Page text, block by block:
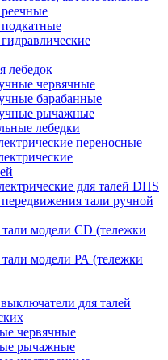
лебедок
червячные
барабанные
рычажные
лебедки
переносные
для талей DHS
тали ручной
модели CD (тележки
модели РА (тележки
для талей
червячные
рычажные